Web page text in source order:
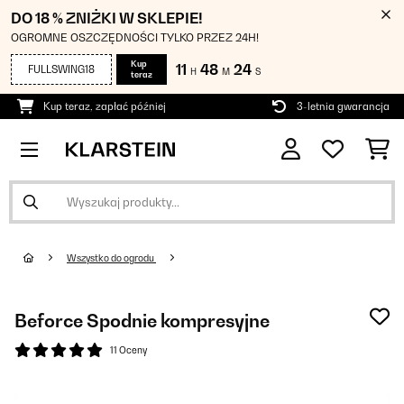
DO 18 % ZNIŻKI W SKLEPIE!
OGROMNE OSZCZĘDNOŚCI TYLKO PRZEZ 24H!
FULLSWING18
Kup
teraz
11 H 48 M 24 S
Kup teraz, zapłać później 3-letnia gwarancja
Wszystko do ogrodu
Beforce Spodnie kompresyjne
11 Oceny